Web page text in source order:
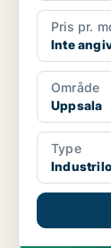
Pris pr.
Inte
Område
Uppsala
Type